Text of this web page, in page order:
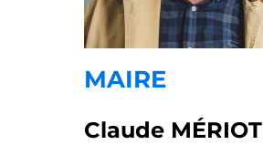
MAIRE
Claude MÉRIOT